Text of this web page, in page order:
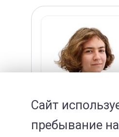
Сайт
пребывание